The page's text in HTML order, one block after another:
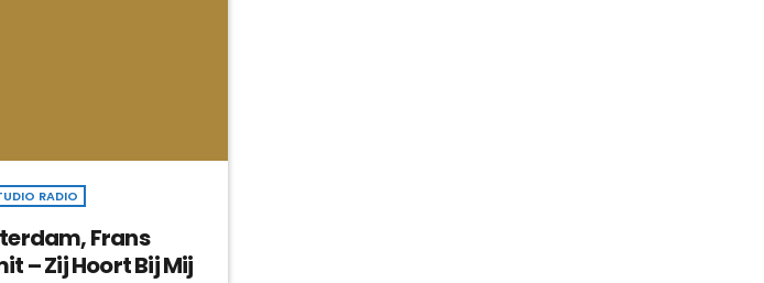
RADIO
Frans
– Zij Hoort Bij Mij